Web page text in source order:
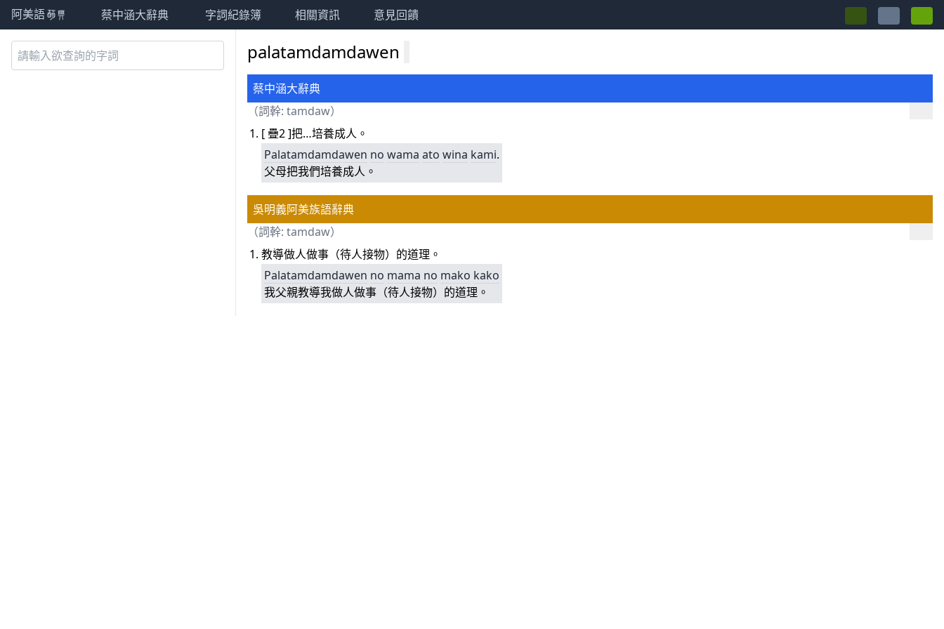
阿美語萌典 蔡中涵大辭典 字詞紀錄簿 相關資訊 意見回饋
palatamdamdawen
蔡中涵大辭典
（詞幹: tamdaw）
[ 疊2 ]把…培養成人。
Palatamdamdawen no wama ato wina kami.
父母把我們培養成人。
吳明義阿美族語辭典
（詞幹: tamdaw）
教導做人做事（待人接物）的道理。
Palatamdamdawen no mama no mako kako
我父親教導我做人做事（待人接物）的道理。